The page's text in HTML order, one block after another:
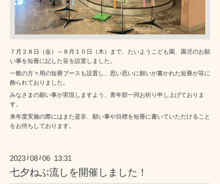
７月２８日（金）～８月１０日（木）まで、たいようこども園、園児のお願
い事を短冊に記した笹を設置しました。
一般の方々用の短冊ブースも設置し、思い思いに願いが書かれた短冊が笹に
飾られておりました。
みなさまの願い事が実現しますよう、青年部一同お祈り申し上げておりま
す。
来年度実施の際にはまた是非、願い事や目標を短冊に書いていただけること
をお待ちしております。
2023 /08 /06 13:31
七夕ねぶ流しを開催しました！